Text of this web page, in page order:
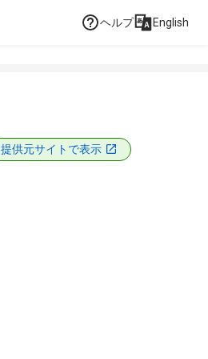
ヘルプ English
提供元サイトで表示